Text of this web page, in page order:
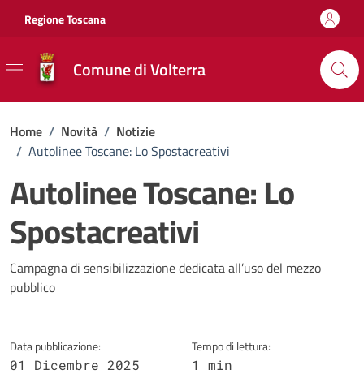
Regione Toscana
Comune di Volterra
Home / Novità / Notizie
/ Autolinee Toscane: Lo Spostacreativi
Autolinee Toscane: Lo
Spostacreativi
Dettagli della notizia
Campagna di sensibilizzazione dedicata all’uso del mezzo
pubblico
Data pubblicazione:
01 Dicembre 2025
Tempo di lettura:
1 min